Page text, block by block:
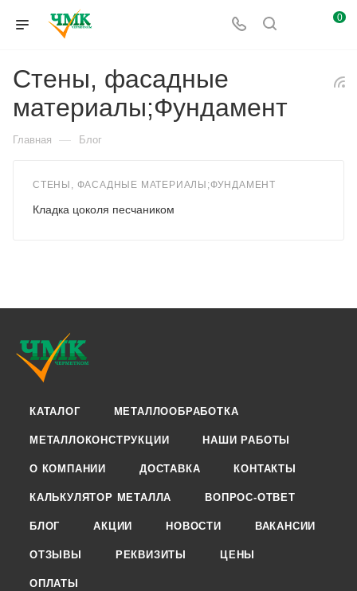
0
Стены, фасадные
материалы;Фундамент
Главная — Блог
СТЕНЫ, ФАСАДНЫЕ МАТЕРИАЛЫ;ФУНДАМЕНТ
Кладка цоколя песчаником
КАТАЛОГ МЕТАЛЛООБРАБОТКА
МЕТАЛЛОКОНСТРУКЦИИ НАШИ РАБОТЫ
О КОМПАНИИ ДОСТАВКА КОНТАКТЫ
КАЛЬКУЛЯТОР МЕТАЛЛА ВОПРОС-ОТВЕТ
БЛОГ АКЦИИ НОВОСТИ ВАКАНСИИ
ОТЗЫВЫ РЕКВИЗИТЫ ЦЕНЫ
ОПЛАТЫ